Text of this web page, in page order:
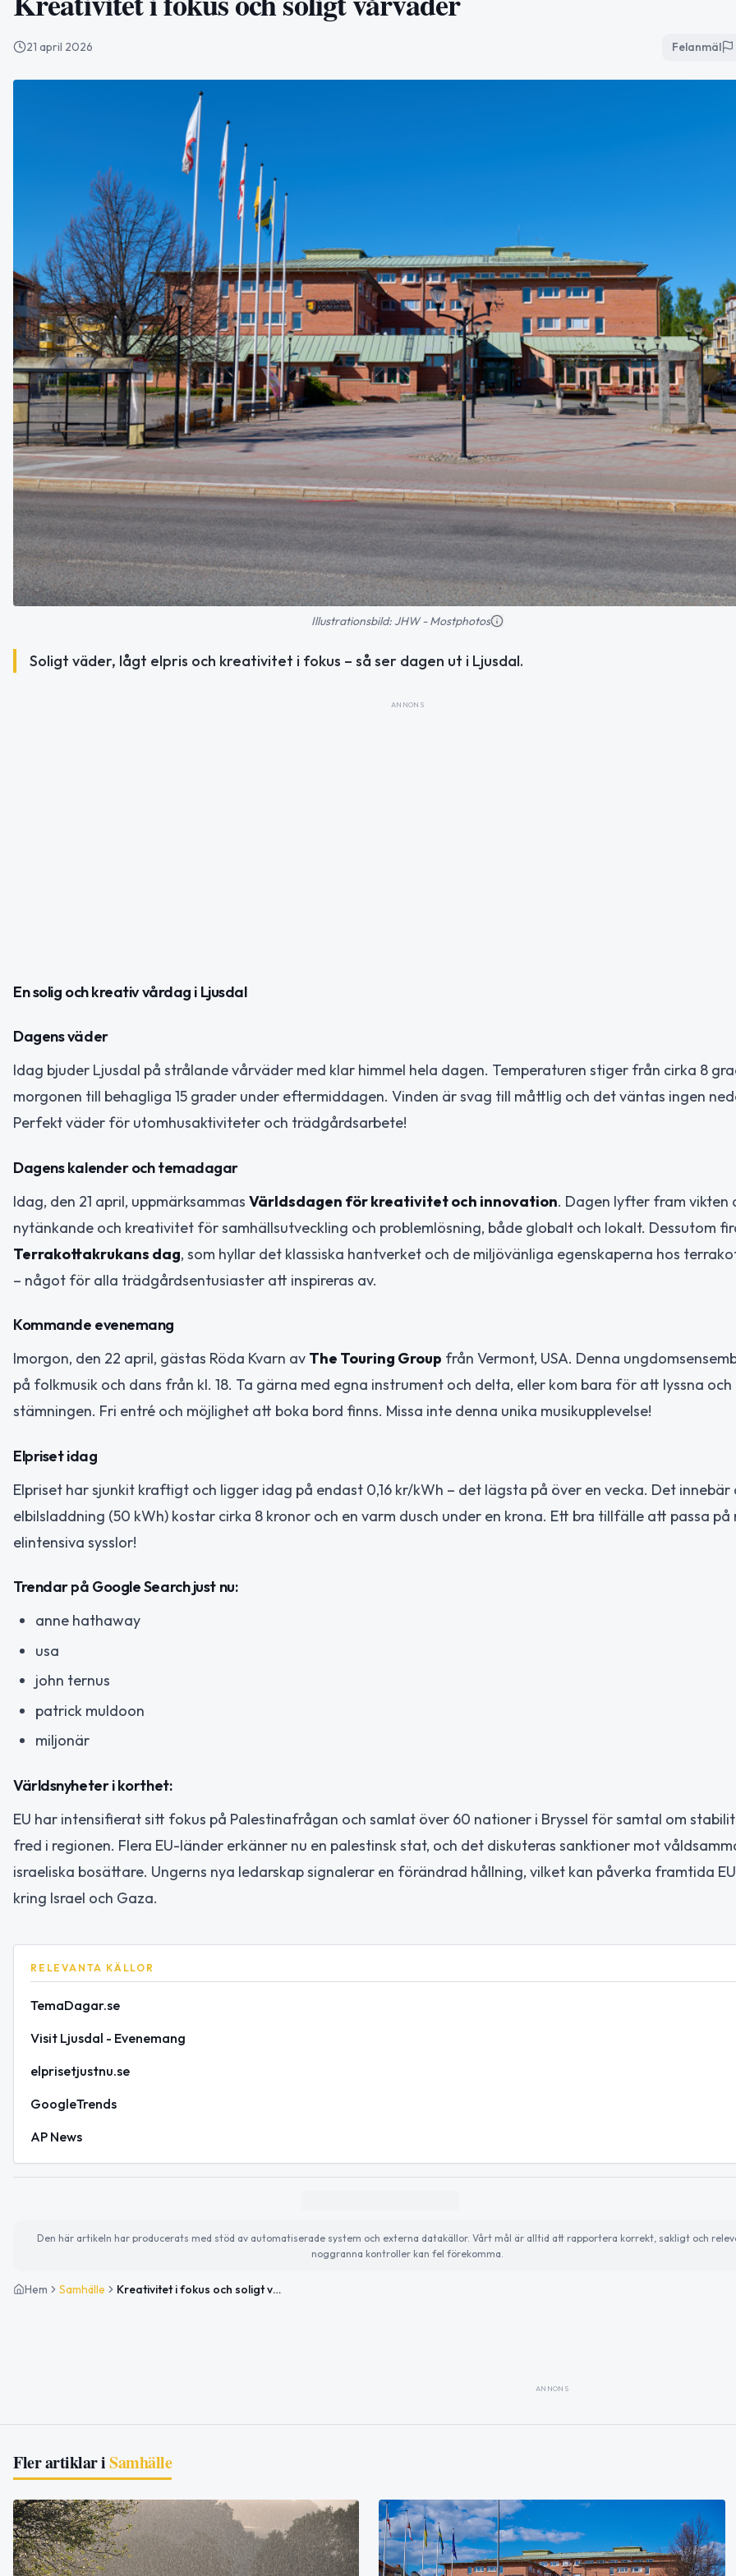
21 april 2026 Felanmäl
Illustrationsbild: JHW - Mostphotos
Soligt väder, lågt elpris och kreativitet i fokus – så ser dagen ut i Ljusdal.
ANNONS
En solig och kreativ vårdag i Ljusdal
Dagens väder
Idag bjuder Ljusdal på strålande vårväder med klar himmel hela dagen. Temperaturen stiger från cirka 8
morgonen till behagliga 15 grader under eftermiddagen. Vinden är svag till måttlig och det väntas ingen
Perfekt väder för utomhusaktiviteter och trädgårdsarbete!
Dagens kalender och temadagar
Idag, den 21 april, uppmärksammas Världsdagen för kreativitet och innovation. Dagen lyfter fram vikten
nytänkande och kreativitet för samhällsutveckling och problemlösning, både globalt och lokalt. Dessutom
Terrakottakrukans dag, som hyllar det klassiska hantverket och de miljövänliga egenskaperna hos
– något för alla trädgårdsentusiaster att inspireras av.
Kommande evenemang
Imorgon, den 22 april, gästas Röda Kvarn av The Touring Group från Vermont, USA. Denna
på folkmusik och dans från kl. 18. Ta gärna med egna instrument och delta, eller kom bara för att lyssna
stämningen. Fri entré och möjlighet att boka bord finns. Missa inte denna unika musikupplevelse!
Elpriset idag
Elpriset har sjunkit kraftigt och ligger idag på endast 0,16 kr/kWh – det lägsta på över en vecka. Det innebär
elbilsladdning (50 kWh) kostar cirka 8 kronor och en varm dusch under en krona. Ett bra tillfälle att passa på
elintensiva sysslor!
Trendar på Google Search just nu:
anne hathaway
usa
john ternus
patrick muldoon
miljonär
Världsnyheter i korthet:
EU har intensifierat sitt fokus på Palestinafrågan och samlat över 60 nationer i Bryssel för samtal om
fred i regionen. Flera EU-länder erkänner nu en palestinsk stat, och det diskuteras sanktioner mot
israeliska bosättare. Ungerns nya ledarskap signalerar en förändrad hållning, vilket kan påverka framtida
kring Israel och Gaza.
RELEVANTA KÄLLOR
TemaDagar.se
Visit Ljusdal - Evenemang
elprisetjustnu.se
GoogleTrends
AP News
Den här artikeln har producerats med stöd av automatiserade system och externa datakällor. Vårt mål är alltid att rapportera korrekt, sakligt och
noggranna kontroller kan fel förekomma.
Hem Samhälle Kreativitet i fokus och soligt vårväder
ANNONS
Fler artiklar iSamhälle